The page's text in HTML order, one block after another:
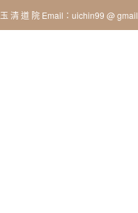
玉 清 道 院 Email：uichin99 @